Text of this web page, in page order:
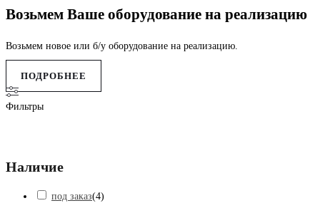
Возьмем Ваше оборудование на реализацию
Возьмем новое или б/у оборудование на реализацию.
ПОДРОБНЕЕ
Фильтры
Наличие
под заказ(4)